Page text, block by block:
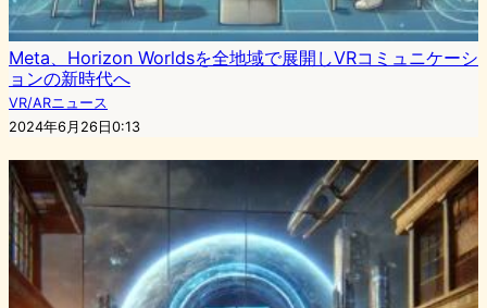
Meta、Horizon Worldsを全地域で展開しVRコミュニケーシ
ョンの新時代へ
VR/ARニュース
2024年6月26日0:13